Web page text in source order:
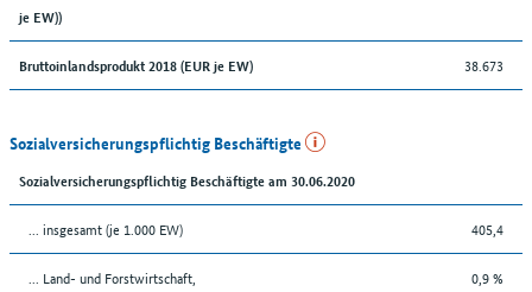
je EW))
Bruttoinlandsprodukt 2018 (EUR je EW) 38.673
Sozialversicherungspflichtig Beschäftigte
Sozialversicherungspflichtig Beschäftigte am 30.06.2020
... insgesamt (je 1.000 EW) 405,4
... Land- und Forstwirtschaft,
0,9 %